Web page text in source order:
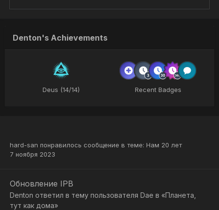
Denton's Achievements
Deus (14/14) Recent Badges
hard-san понравилось сообщение в теме: Нам 20 лет
7 ноября 2023
Обновление IPB
Denton ответил в тему пользователя Dae в «Планета,
тут как дома»